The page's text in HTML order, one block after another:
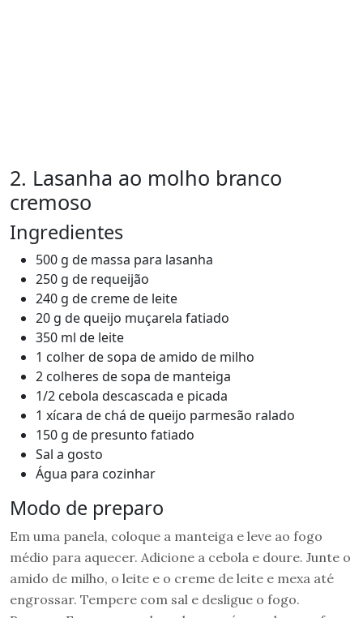
2. Lasanha ao molho branco
cremoso
Ingredientes
500 g de massa para lasanha
250 g de requeijão
240 g de creme de leite
20 g de queijo muçarela fatiado
350 ml de leite
1 colher de sopa de amido de milho
2 colheres de sopa de manteiga
1/2 cebola descascada e picada
1 xícara de chá de queijo parmesão ralado
150 g de presunto fatiado
Sal a gosto
Água para cozinhar
Modo de preparo
Em uma panela, coloque a manteiga e leve ao fogo
médio para aquecer. Adicione a cebola e doure. Junte o
amido de milho, o leite e o creme de leite e mexa até
engrossar. Tempere com sal e desligue o fogo.